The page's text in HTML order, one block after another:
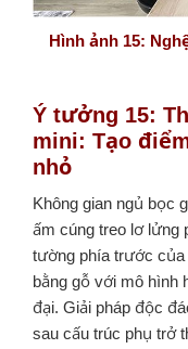
Hình ảnh 15:
Ý tưởng 15:
mini: Tạo
nhỏ
Không gian ngủ bọc
ấm cúng treo lơ lửng
tường phía trước
bằng gỗ với mô hình
đại. Giải pháp độc
sau cấu trúc phụ trở